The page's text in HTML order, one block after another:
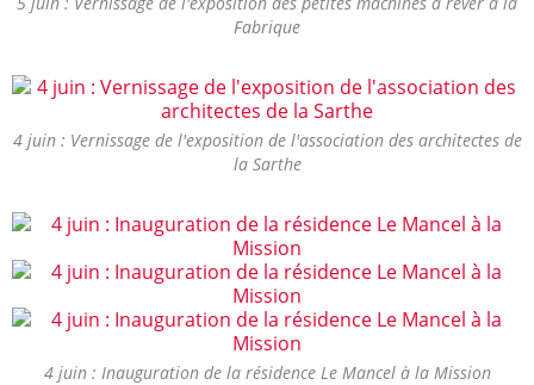
Fabrique
4 juin : Vernissage de l'exposition de l'association des architectes de
la Sarthe
4 juin : Inauguration de la résidence Le Mancel à la Mission